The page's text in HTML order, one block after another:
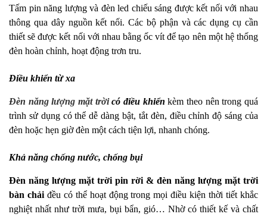
Tấm pin năng lượng và đèn led chiếu sáng được kết nối với nhau
thông qua dây nguồn kết nối. Các bộ phận và các dụng cụ cần
thiết sẽ được kết nối với nhau bằng ốc vít để tạo nên một hệ thống
đèn hoàn chỉnh, hoạt động trơn tru.
Điều khiển từ xa
Đèn năng lượng mặt trờicó điều khiển kèm theo nên trong quá
trình sử dụng có thể dễ dàng bật, tắt đèn, điều chỉnh độ sáng của
đèn hoặc hẹn giờ đèn một cách tiện lợi, nhanh chóng.
Khả năng chống nước, chống bụi
Đèn năng lượng mặt trời pin rời & đèn năng lượng mặt trời
bàn chảiđều có thể hoạt động trong mọi điều kiện thời tiết khắc
nghiệt nhất như trời mưa, bụi bẩn, gió… Nhờ có thiết kế và chất